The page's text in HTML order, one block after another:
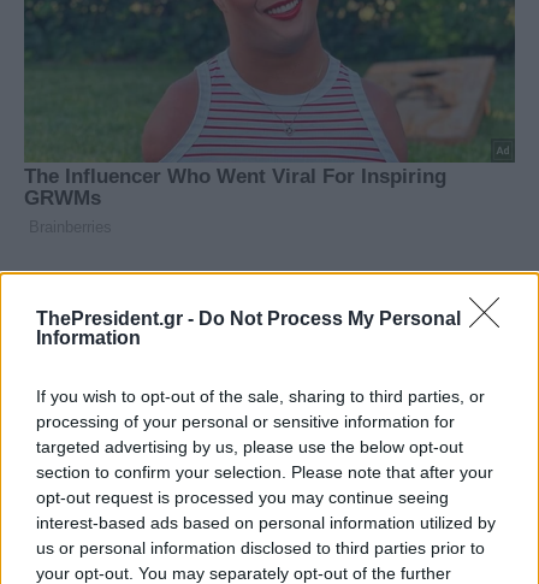
ThePresident.gr - Do Not Process My Personal
Information
If you wish to opt-out of the sale, sharing to third parties, or
processing of your personal or sensitive information for
targeted advertising by us, please use the below opt-out
section to confirm your selection. Please note that after your
opt-out request is processed you may continue seeing
interest-based ads based on personal information utilized by
us or personal information disclosed to third parties prior to
your opt-out. You may separately opt-out of the further